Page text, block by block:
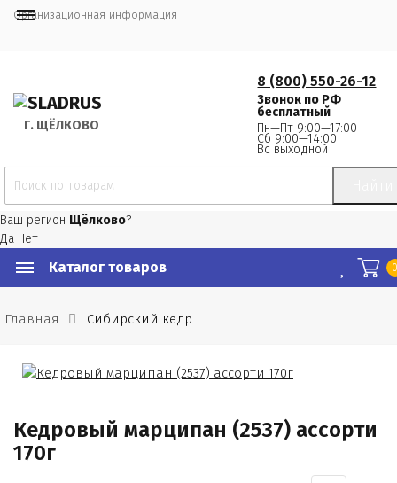
Организационная информация
Г. ЩЁЛКОВО
8 (800) 550-26-12
Звонок по РФ
бесплатный
Пн—Пт 9:00—17:00
Сб 9:00—14:00
Вс выходной
Ваш регион Щёлково?
Да Нет
Каталог товаров
Главная Сибирский кедр
Кедровый марципан (2537) ассорти
170г